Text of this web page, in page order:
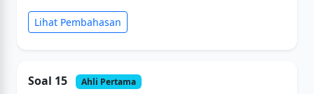
Lihat Pembahasan
Soal 15 Ahli Pertama